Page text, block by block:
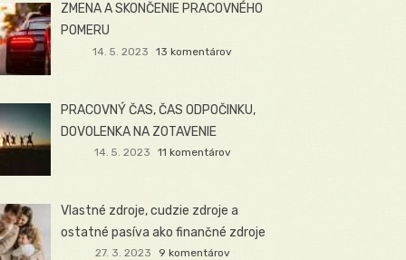
ZMENA A SKONČENIE PRACOVNÉHO
POMERU
14. 5. 2023 13 komentárov
PRACOVNÝ ČAS, ČAS ODPOČINKU,
DOVOLENKA NA ZOTAVENIE
14. 5. 2023 11 komentárov
Vlastné zdroje, cudzie zdroje a
ostatné pasíva ako finančné zdroje
27. 3. 2023 9 komentárov